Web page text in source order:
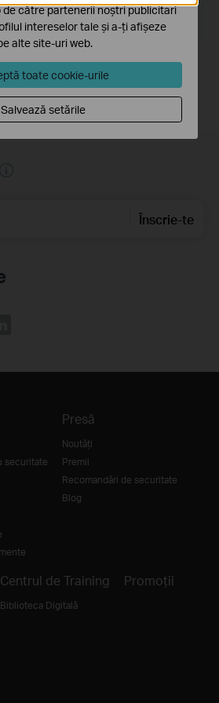
XP/2003/Vista/7/8/8.1/10
Înscrie-te
securitate
Presă
Noutăţi
Premii
Recomandări de securitate
Blog
Centrul de Training
Biblioteca Digitală
Promoții
către partenerii noștri publicitari
intereselor tale și a-ți afișeze
alte site-uri web.
toate cookie-urile
Salvează setările